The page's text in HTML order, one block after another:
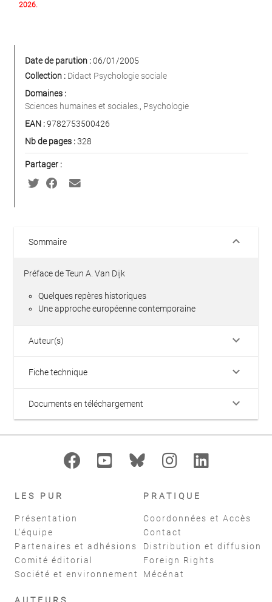
2026.
Date de parution :06/01/2005
Collection : Didact Psychologie sociale
Domaines :
Sciences humaines et sociales., Psychologie
EAN :9782753500426
Nb de pages :328
Partager :
Sommaire keyboard_arrow_down
Préface de Teun A. Van Dijk
Quelques repères historiques
Une approche européenne contemporaine
Auteur(s) keyboard_arrow_down
Fiche technique keyboard_arrow_down
Documents en téléchargement keyboard_arrow_down
LES PUR
Présentation
L'équipe
Partenaires et adhésions
Comité éditorial
Société et environnement
PRATIQUE
Coordonnées et Accès
Contact
Distribution et diffusion
Foreign Rights
Mécénat
AUTEURS